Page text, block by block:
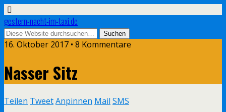
gestern-nacht-im-taxi.de
16. Oktober 2017 • 8 Kommentare
Nasser Sitz
Teilen TweetAnpinnen Mail SMS